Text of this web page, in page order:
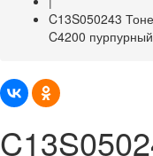
C13S050243
C4200